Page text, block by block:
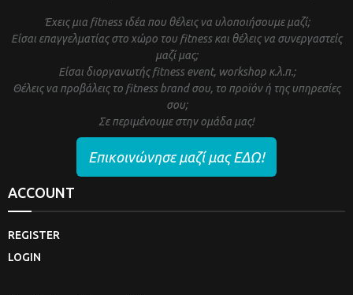
Έχεις μια fitness ιδέα που θέλεις να υλοποιήσουμε μαζί;
Είσαι επαγγελματίας στο χώρο του fitness και θέλεις να συνεργαστείς
μαζί μας;
Είσαι διοργανωτής fitness event, workshop κ.λ.π.;
Θέλεις να προβάλεις το fitness brand σου, το προϊόν ή της υπηρεσίες
σου;
Σε περιμένουμε στην ομάδα μας!
Επικοινώνησε μαζί μας ΕΔΩ!
ACCOUNT
REGISTER
LOGIN